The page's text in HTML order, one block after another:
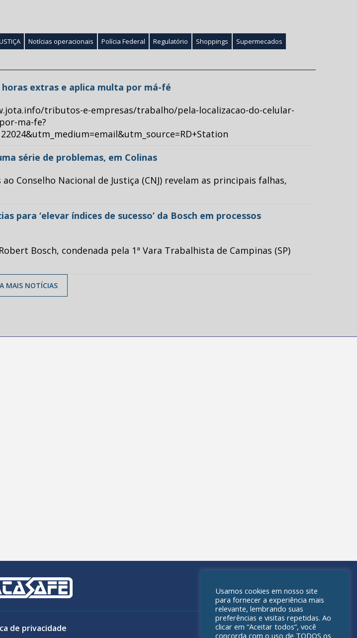
Notícias operacionais Polícia Federal Regulatório Shoppings Supermecados
extras e aplica multa por má-fé
tributos-e-empresas/trabalho/pela-localizacao-do-celular-
ma-fe?
série de problemas, em Colinas
Conselho Nacional de Justiça (CNJ) revelam as principais falhas,
‘elevar índices de sucesso’ da Bosch em processos
Bosch, condenada pela 1ª Vara Trabalhista de Campinas (SP)
MAIS NOTÍCIAS
de privacidade
Usamos cookies em nosso site
para fornecer a experiência mais
relevante, lembrando suas
preferências e visitas repetidas. Ao
clicar em “Aceitar todos”, você
concorda com o uso de TODOS os